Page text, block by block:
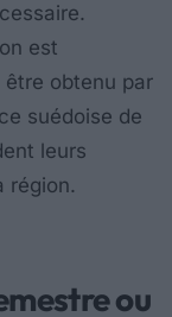
est
obtenu par
suédoise de
leurs
région.
ou